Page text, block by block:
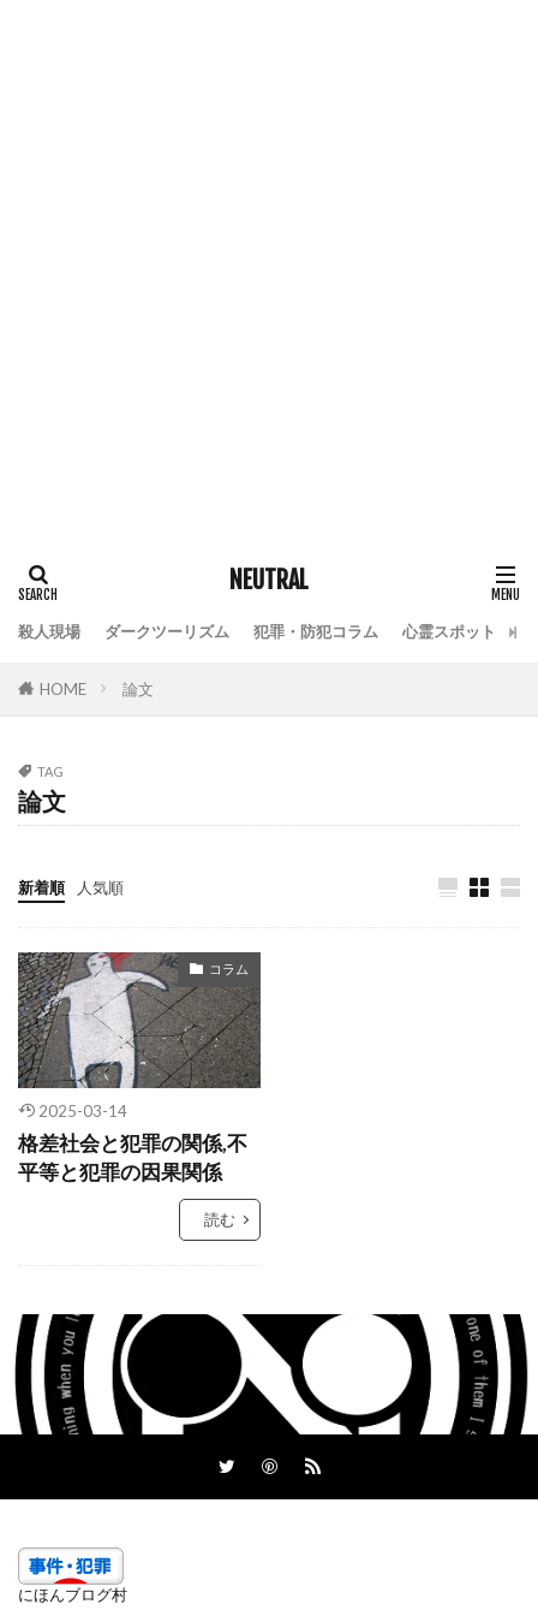
NEUTRAL
殺人現場 ダークツーリズム 犯罪・防犯コラム 心霊スポット
HOME 論文
TAG
論文
新着順 人気順
コラム
2025-03-14
格差社会と犯罪の関係,不
平等と犯罪の因果関係
読む
にほんブログ村